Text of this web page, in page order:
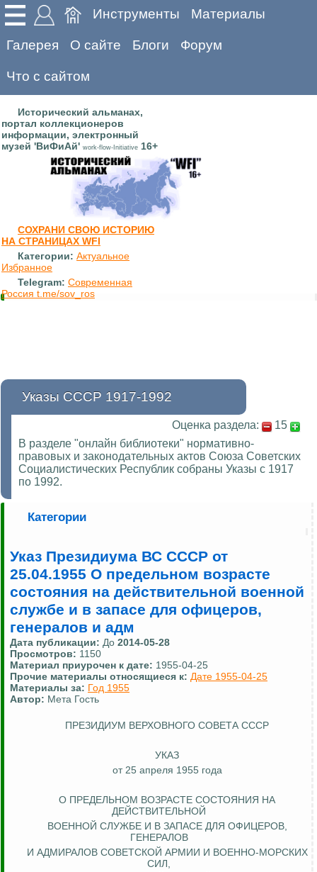
Инструменты Материалы
Галерея О сайте Блоги Форум
Что с сайтом
Исторический альманах,
портал коллекционеров
информации, электронный
музей 'ВиФиАй' work-flow-Initiative 16+
СОХРАНИ СВОЮ ИСТОРИЮ
НА СТРАНИЦАХ WFI
Категории: Актуальное
Избранное
Telegram: Современная
Россия t.me/sov_ros
Указы СССР 1917-1992
Оценка раздела:
15
В разделе "онлайн библиотеки" нормативно-
правовых и законодательных актов Союза Советских
Социалистических Республик собраны Указы с 1917
по 1992.
Категории
Указ Президиума ВС СССР от
25.04.1955 О предельном возрасте
состояния на действительной военной
службе и в запасе для офицеров,
генералов и адм
Дата публикации: До 2014-05-28
Просмотров: 1150
Материал приурочен к дате: 1955-04-25
Прочие материалы относящиеся к: Дате 1955-04-25
Материалы за: Год 1955
Автор: Мета Гость
ПРЕЗИДИУМ ВЕРХОВНОГО СОВЕТА СССР
УКАЗ
от 25 апреля 1955 года
О ПРЕДЕЛЬНОМ ВОЗРАСТЕ СОСТОЯНИЯ НА
ДЕЙСТВИТЕЛЬНОЙ
ВОЕННОЙ СЛУЖБЕ И В ЗАПАСЕ ДЛЯ ОФИЦЕРОВ,
ГЕНЕРАЛОВ
И АДМИРАЛОВ СОВЕТСКОЙ АРМИИ И ВОЕННО-МОРСКИХ
СИЛ,